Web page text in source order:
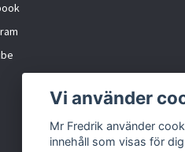
Vi använder
Mr Fredrik använder
innehåll som visas för